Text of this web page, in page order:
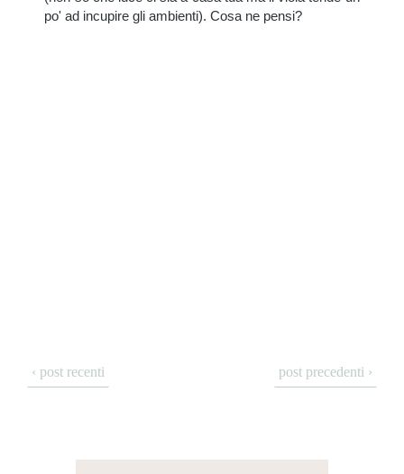
po' ad incupire gli ambienti). Cosa ne pensi?
‹ post recenti post precedenti ›